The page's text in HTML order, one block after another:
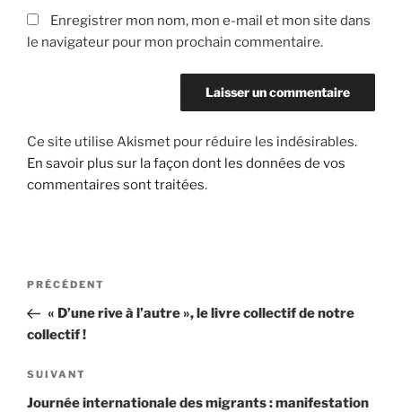
Enregistrer mon nom, mon e-mail et mon site dans
le navigateur pour mon prochain commentaire.
Ce site utilise Akismet pour réduire les indésirables.
En savoir plus sur la façon dont les données de vos
commentaires sont traitées.
Navigation
l’article
Article
précédent
PRÉCÉDENT
« D’une rive à l’autre », le livre collectif de notre
collectif !
Article
suivant
SUIVANT
Journée internationale des migrants : manifestation